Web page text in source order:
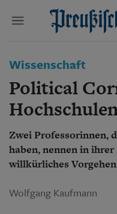
Suchen und finden
Wissenschaft
Political
Zwei Professorinnen,
haben, nennen in
willkürliches
Wolfgang Kaufmann